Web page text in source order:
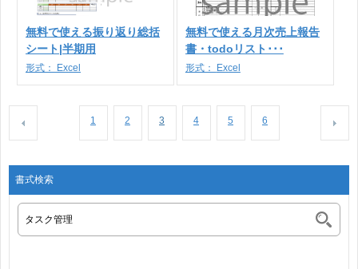
無料で使える振り返り総括
シート|半期用
形式： Excel
無料で使える月次売上報告
書・todoリスト･･･
形式： Excel
1 2 3 4 5 6
書式検索